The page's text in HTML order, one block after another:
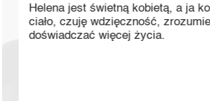
Moje ciało nie jest przeciwko
Nie pozwól siebie przekraczać...
Twoje ciało ma zasoby...